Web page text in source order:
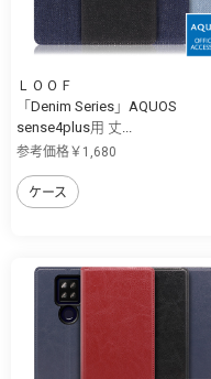
ＬＯＯＦ
「Denim Series」AQUOS
sense4plus用 丈...
参考価格￥1,680
ケース